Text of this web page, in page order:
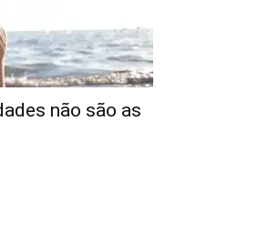
não são as